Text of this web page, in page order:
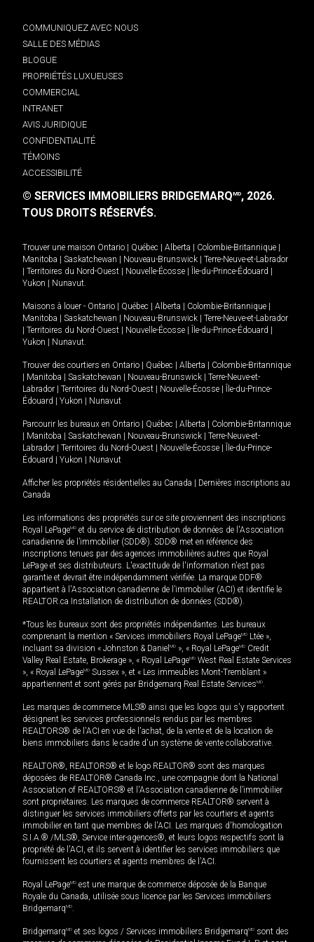
COMMUNIQUEZ AVEC NOUS
SALLE DES MÉDIAS
BLOGUE
PROPRIÉTÉS LUXUEUSES
COMMERCIAL
INTRANET
AVIS JURIDIQUE
CONFIDENTIALITÉ
TÉMOINS
ACCESSIBILITÉ
© SERVICES IMMOBILIERS BRIDGEMARQMD, 2026.
TOUS DROITS RÉSERVÉS.
Trouver une maison Ontario Québec Alberta Colombie-Britannique
Manitoba
Saskatchewan Nouveau-Brunswick
Terre-Neuve-et-Labrador
Territoires du Nord-Ouest Nouvelle-Écosse Île-du-Prince-Édouard
Yukon
Nunavut.
Maisons à louer - Ontario Québec Alberta Colombie-Britannique
Manitoba
Saskatchewan Nouveau-Brunswick
Terre-Neuve-et-Labrador
Territoires du Nord-Ouest Nouvelle-Écosse Île-du-Prince-Édouard
Yukon
Nunavut.
Trouver des courtiers en Ontario Québec Alberta
Colombie-Britannique
Manitoba Saskatchewan Nouveau-Brunswick
Terre-Neuve-et-
Labrador
Territoires du Nord-Ouest Nouvelle-Écosse
Île-du-Prince-
Édouard
Yukon Nunavut
Parcourir les bureaux en Ontario Québec Alberta
Colombie-Britannique
Manitoba Saskatchewan Nouveau-Brunswick
Terre-Neuve-et-
Labrador
Territoires du Nord-Ouest Nouvelle-Écosse
Île-du-Prince-
Édouard
Yukon Nunavut
Afficher les propriétés résidentielles au Canada
Dernières inscriptions au
Canada
Les informations des propriétés sur ce site proviennent des inscriptions
Royal LePageMD et du service de distribution de données de l'Association
canadienne de l’immobilier (SDD®). SDD® met en référence des
inscriptions tenues par des agences immobilières autres que Royal
LePage et ses distributeurs. L'exactitude de l'information n'est pas
garantie et devrait être indépendamment vérifiée. La marque DDF®
appartient à l'Association canadienne de l’immobilier (ACI) et identifie le
REALTOR.ca Installation de distribution de données (SDD®).
*Tous les bureaux sont des propriétés indépendantes. Les bureaux
comprenant la mention « Services immobiliers Royal LePageMD Ltée »,
incluant sa division « Johnston & Daniel MD », « Royal LePageMD Credit
Valley Real Estate, Brokerage », « Royal LePageMD West Real Estate Services
», « Royal LePageMD Sussex », et « Les immeubles Mont-Tremblant »
appartiennent et sont gérés par Bridgemarq Real Estate ServicesMD.
Les marques de commerce MLS® ainsi que les logos qui s'y rapportent
désignent les services professionnels rendus par les membres
REALTORS® de l'ACI en vue de l'achat, de la vente et de la location de
biens immobiliers dans le cadre d'un système de vente collaborative.
REALTOR®, REALTORS® et le logo REALTOR® sont des marques
déposées de REALTOR® Canada Inc., une compagnie dont la National
Association of REALTORS® et l'Association canadienne de l’immobilier
sont propriétaires. Les marques de commerce REALTOR® servent à
distinguer les services immobiliers offerts par les courtiers et agents
immobilier en tant que membres de l'ACI. Les marques d'homologation
S.I.A.® /MLS®, Service inter-agences®, et leurs logos respectifs sont la
propriété de l'ACI, et ils servent à identifier les services immobiliers que
fournissent les courtiers et agents membres de l'ACI.
Royal LePageMD est une marque de commerce déposée de la Banque
Royale du Canada, utilisée sous licence par les Services immobiliers
BridgemarqMD.
BridgemarqMD et ses logos / Services immobiliers BridgemarqMD sont des